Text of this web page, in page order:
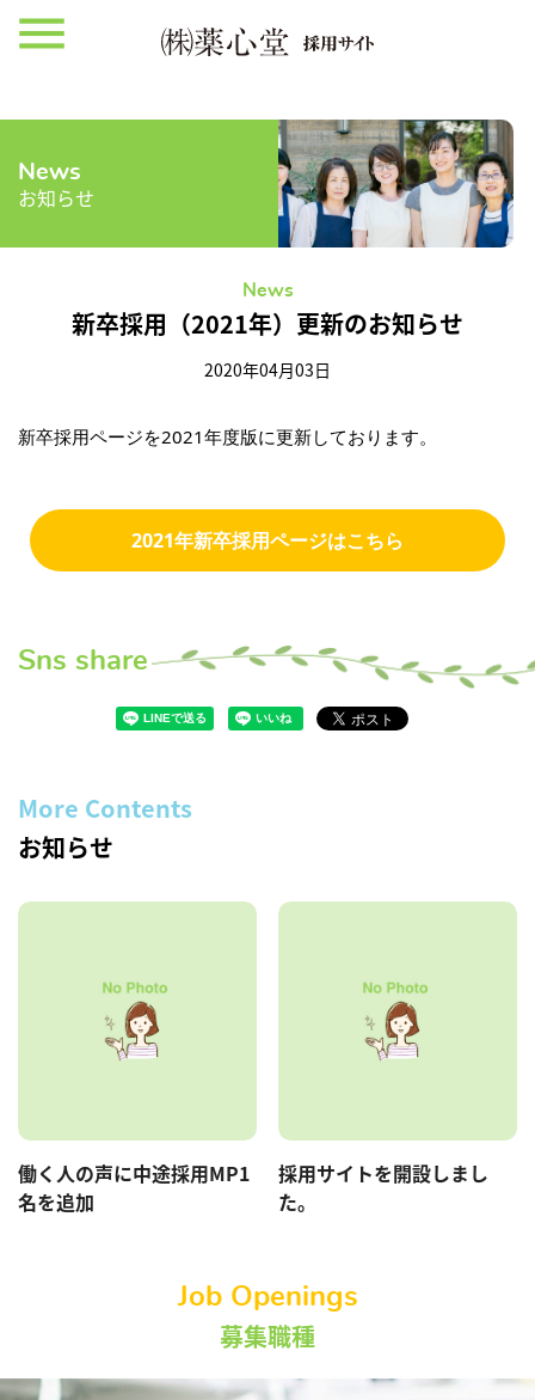
menu
News
お知らせ
News
新卒採用（2021年）更新のお知らせ
2020年04月03日
新卒採用ページを2021年度版に更新しております。
2021年新卒採用ページはこちら
Sns share
More Contents
お知らせ
働く人の声に中途採用MP1
名を追加
採用サイトを開設しまし
た。
Job Openings
募集職種